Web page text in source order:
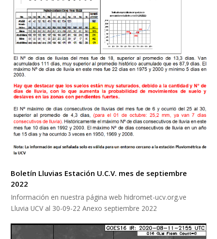
Boletín Lluvias Estación U.C.V. mes de septiembre
2022
Información en nuestra página web hidromet-ucv.org.ve
Lluvia UCV al 30-09-22 Anexo septiembre 2022